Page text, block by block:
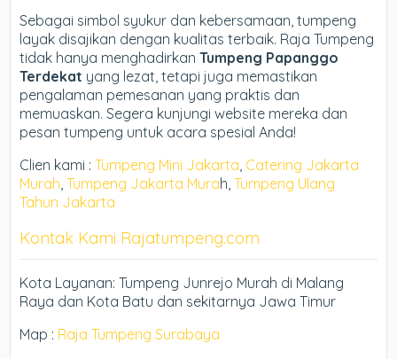
Sebagai simbol syukur dan kebersamaan, tumpeng
layak disajikan dengan kualitas terbaik. Raja Tumpeng
tidak hanya menghadirkanTumpeng Papanggo
Terdekat yang lezat, tetapi juga memastikan
pengalaman pemesanan yang praktis dan
memuaskan. Segera kunjungi website mereka dan
pesan tumpeng untuk acara spesial Anda!
Clien kami :Tumpeng Mini Jakarta, Catering Jakarta
Murah,Tumpeng Jakarta Murah,Tumpeng Ulang
Tahun Jakarta
Kontak Kami Rajatumpeng.com
Kota Layanan: Tumpeng Junrejo Murah di Malang
Raya dan Kota Batu dan sekitarnya Jawa Timur
Map : Raja Tumpeng Surabaya